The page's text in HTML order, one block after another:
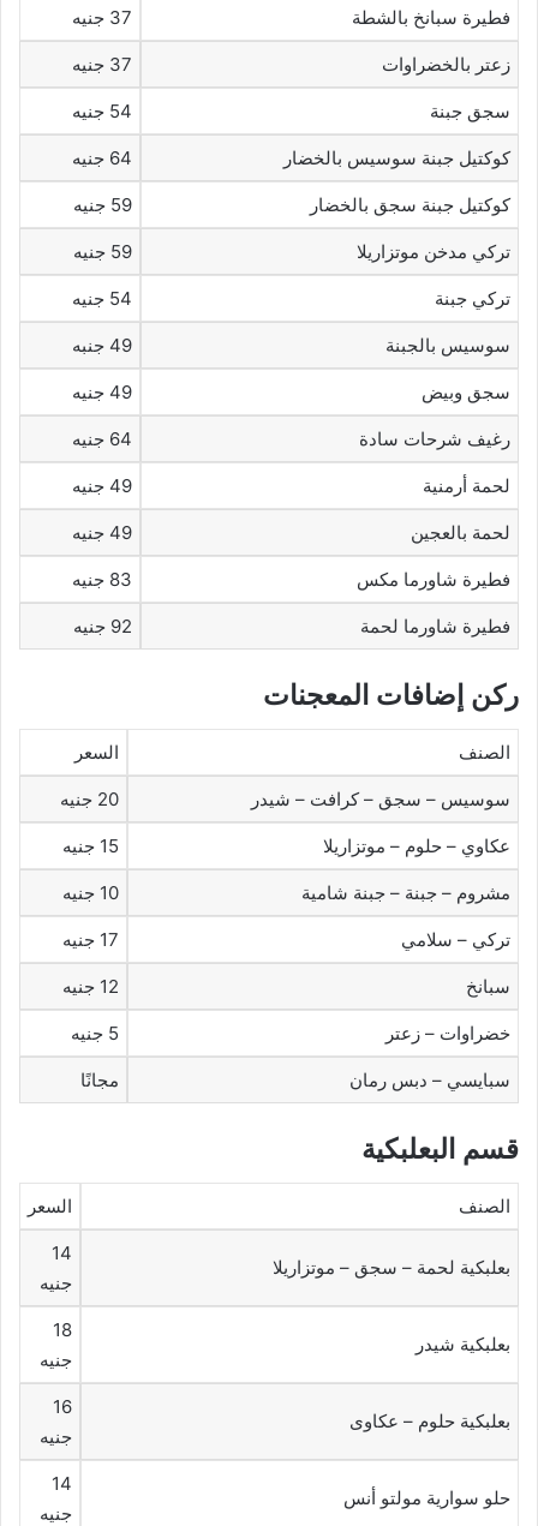
فطيرة سبانخ بالشطة 37 جنيه
زعتر بالخضراوات 37 جنيه
سجق جبنة 54 جنيه
كوكتيل جبنة سوسيس بالخضار 64 جنيه
كوكتيل جبنة سجق بالخضار 59 جنيه
تركي مدخن موتزاريلا 59 جنيه
تركي جبنة 54 جنيه
سوسيس بالجبنة 49 جنبه
سجق وبيض 49 جنيه
رغيف شرحات سادة 64 جنيه
لحمة أرمنية 49 جنيه
لحمة بالعجين 49 جنيه
فطيرة شاورما مكس 83 جنيه
فطيرة شاورما لحمة 92 جنيه
ركن إضافات المعجنات
الصنف السعر
سوسيس – سجق – كرافت – شيدر 20 جنيه
عكاوي – حلوم – موتزاريلا 15 جنيه
مشروم – جبنة – جبنة شامية 10 جنيه
تركي – سلامي 17 جنيه
سبانخ 12 جنيه
خضراوات – زعتر 5 جنيه
سبايسي – دبس رمان مجانًا
قسم البعلبكية
الصنف السعر
بعلبكية لحمة – سجق – موتزاريلا
14
جنيه
بعلبكية شيدر
18
جنيه
بعلبكية حلوم – عكاوى
16
جنيه
حلو سوارية مولتو أنس
14
جنيه